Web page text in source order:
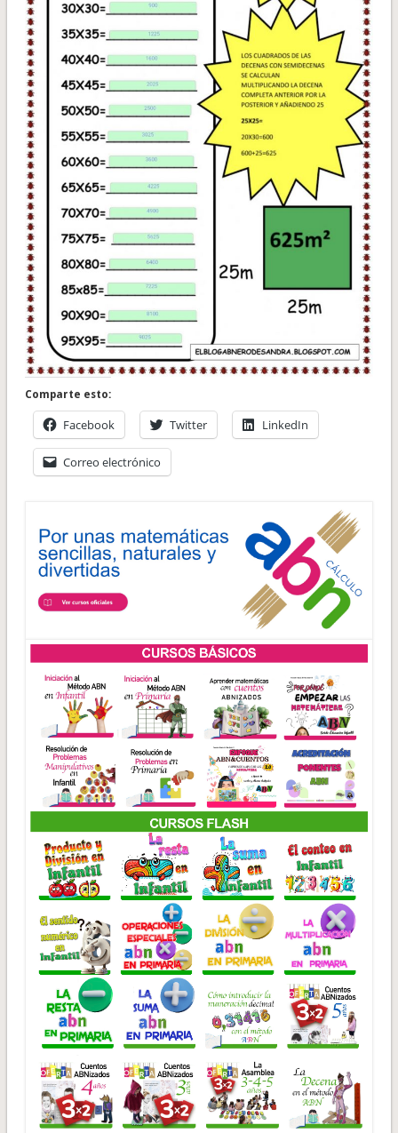
Comparte esto:
Facebook Twitter LinkedIn
Correo electrónico